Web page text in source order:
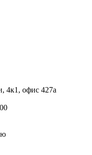
4к1, офис 427а